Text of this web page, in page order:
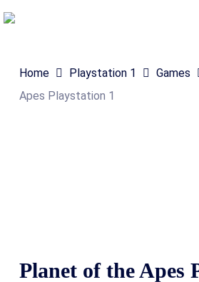
Skip
content
Home Playstation 1 Games
Apes Playstation 1
Planet of the Apes